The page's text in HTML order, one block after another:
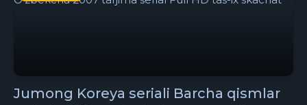
Jumong Koreya seriali Barcha qismlar